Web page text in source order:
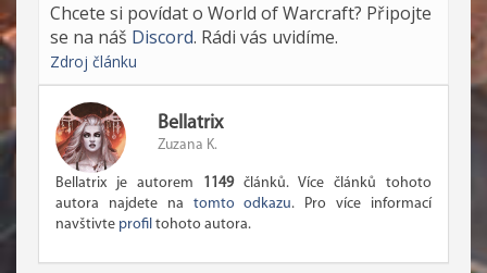
Chcete si povídat o World of Warcraft? Připojte
se na náš Discord. Rádi vás uvidíme.
Zdroj článku
Bellatrix
Zuzana K.
Bellatrix je autorem 1149článků. Více článků tohoto
autora najdete na tomto odkazu. Pro více informací
navštivte profil tohoto autora.